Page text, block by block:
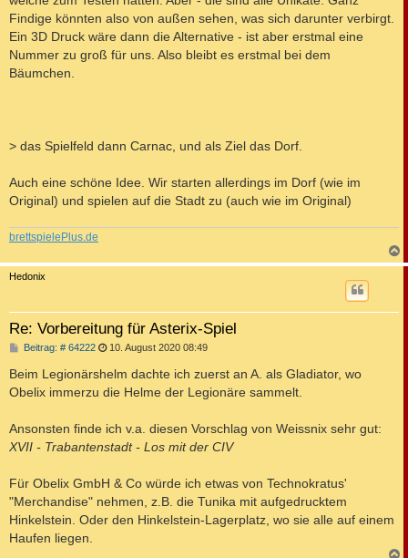
Findige könnten also von außen sehen, was sich darunter verbirgt.
Ein 3D Druck wäre dann die Alternative - ist aber erstmal eine
Nummer zu groß für uns. Also bleibt es erstmal bei dem
Bäumchen.
> das Spielfeld dann Carnac, und als Ziel das Dorf.
Auch eine schöne Idee. Wir starten allerdings im Dorf (wie im
Original) und spielen auf die Stadt zu (auch wie im Original)
brettspielePlus.de
a
Hedonix
Re: Vorbereitung für Asterix-Spiel
Beitrag: # 64222B
i
t
r
10. August 2020 08:49
Beim Legionärshelm dachte ich zuerst an A. als Gladiator, wo
Obelix immerzu die Helme der Legionäre sammelt.
Ansonsten finde ich v.a. diesen Vorschlag von Weissnix sehr gut:
XVII - Trabantenstadt - Los mit der CIV
Für Obelix GmbH & Co würde ich etwas von Technokratus'
"Merchandise" nehmen, z.B. die Tunika mit aufgedrucktem
Hinkelstein. Oder den Hinkelstein-Lagerplatz, wo sie alle auf einem
Haufen liegen.